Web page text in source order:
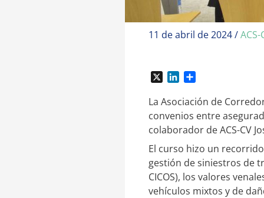
11 de abril de 2024/ACS-
n
k
d
I
n
m
p
r
t
i
La Asociación de
convenios entre
colaborador de ACS-CV
El curso hizo un
gestión de siniestros de
CICOS), los valores
vehículos mixtos y de